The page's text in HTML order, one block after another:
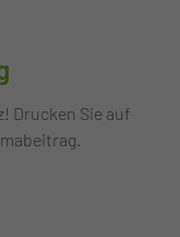
Drucken Sie auf